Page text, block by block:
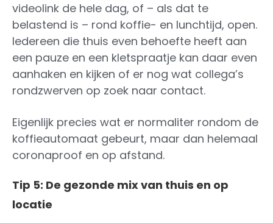
videolink de hele dag, of – als dat te
belastend is – rond koffie- en lunchtijd, open.
Iedereen die thuis even behoefte heeft aan
een pauze en een kletspraatje kan daar even
aanhaken en kijken of er nog wat collega’s
rondzwerven op zoek naar contact.
Eigenlijk precies wat er normaliter rondom de
koffieautomaat gebeurt, maar dan helemaal
coronaproof en op afstand.
Tip 5: De gezonde mix van thuis en op
locatie